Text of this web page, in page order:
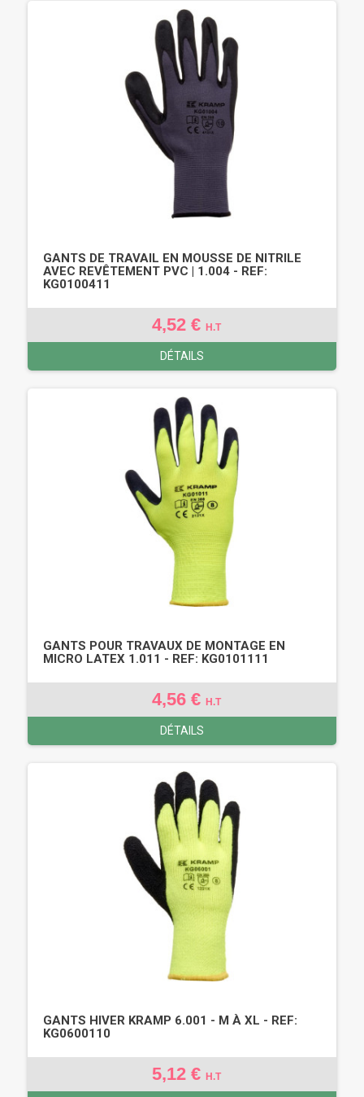
GANTS DE TRAVAIL EN MOUSSE DE NITRILE
AVEC REVÊTEMENT PVC | 1.004 - REF:
KG0100411
4,52 € H.T
DÉTAILS
GANTS POUR TRAVAUX DE MONTAGE EN
MICRO LATEX 1.011 - REF: KG0101111
4,56 € H.T
DÉTAILS
GANTS HIVER KRAMP 6.001 - M À XL - REF:
KG0600110
5,12 € H.T